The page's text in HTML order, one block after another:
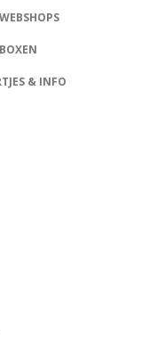
& INFO